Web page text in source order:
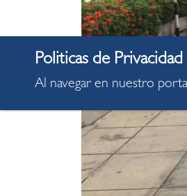
Al navegar en nuestro